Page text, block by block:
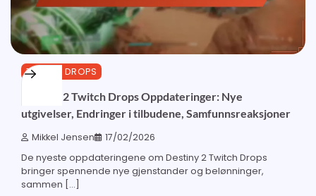
TWITCH DROPS
Destiny 2 Twitch Drops Oppdateringer: Nye
utgivelser, Endringer i tilbudene, Samfunnsreaksjoner
Mikkel Jensen 17/02/2026
De nyeste oppdateringene om Destiny 2 Twitch Drops
bringer spennende nye gjenstander og belønninger,
sammen […]